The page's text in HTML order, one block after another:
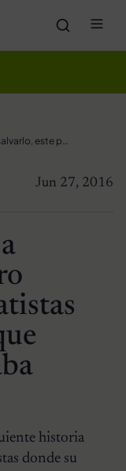
Cuando llegaron a salvarlo, este perro dirigió a sus rescatistas donde su amiga que también necesitaba ayuda
Jun 27, 2016
historia
donde su